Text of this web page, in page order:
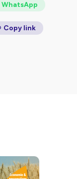
WhatsApp
Copy link